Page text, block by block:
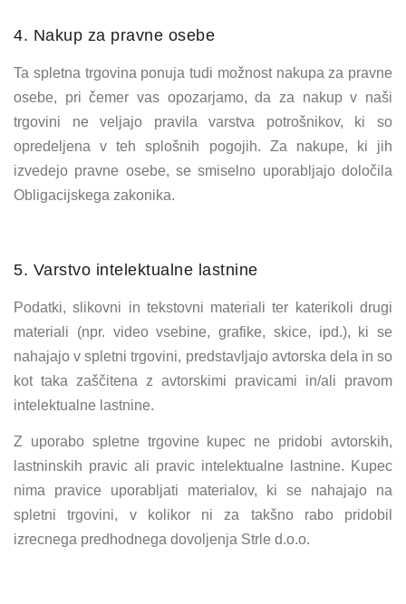
4. Nakup za pravne osebe
Ta spletna trgovina ponuja tudi možnost nakupa za pravne
osebe, pri čemer vas opozarjamo, da za nakup v naši
trgovini ne veljajo pravila varstva potrošnikov, ki so
opredeljena v teh splošnih pogojih. Za nakupe, ki jih
izvedejo pravne osebe, se smiselno uporabljajo določila
Obligacijskega zakonika.
5. Varstvo intelektualne lastnine
Podatki, slikovni in tekstovni materiali ter katerikoli drugi
materiali (npr. video vsebine, grafike, skice, ipd.), ki se
nahajajo v spletni trgovini, predstavljajo avtorska dela in so
kot taka zaščitena z avtorskimi pravicami in/ali pravom
intelektualne lastnine.
Z uporabo spletne trgovine kupec ne pridobi avtorskih,
lastninskih pravic ali pravic intelektualne lastnine. Kupec
nima pravice uporabljati materialov, ki se nahajajo na
spletni trgovini, v kolikor ni za takšno rabo pridobil
izrecnega predhodnega dovoljenja Strle d.o.o.